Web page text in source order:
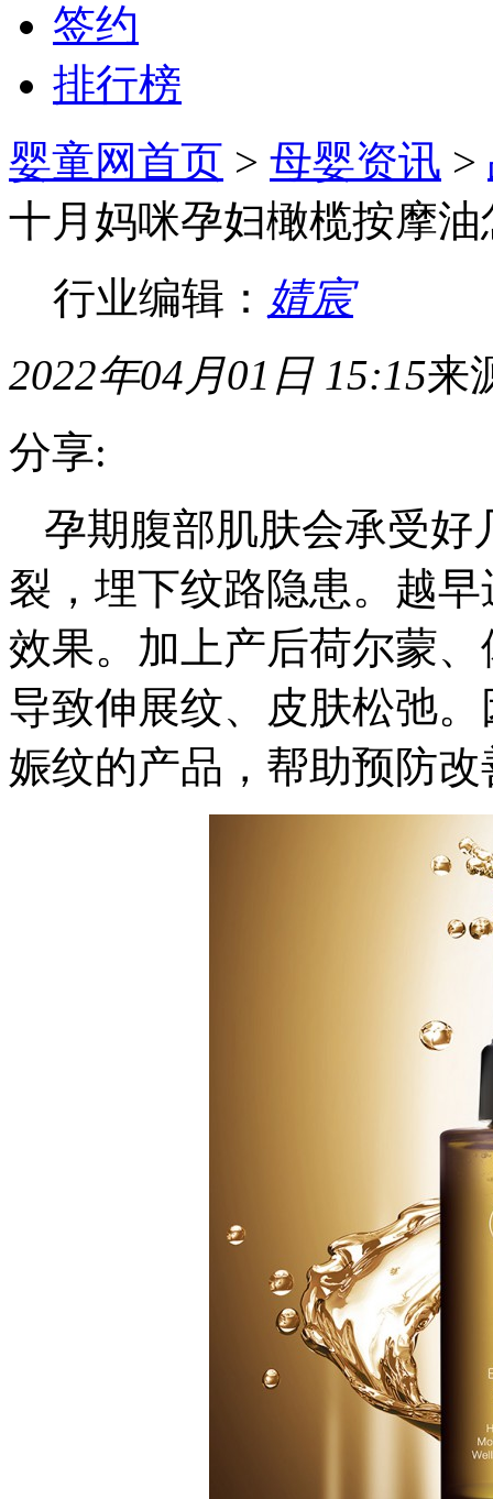
签约
排行榜
婴童网首页 > 母婴资讯 >
十月妈咪孕妇橄榄按摩
行业编辑： 婧宸
2022年04月01日 15:15来
分享:
孕期腹部肌肤会承受好
裂，埋下纹路隐患。越
效果。加上产后荷尔蒙
导致伸展纹、皮肤松弛
娠纹的产品，帮助预防